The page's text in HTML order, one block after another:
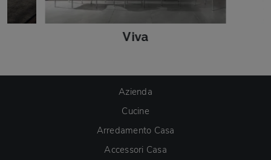
Viva
Azienda
Cucine
Arredamento Casa
Accessori Casa